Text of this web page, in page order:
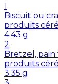
1
Biscuit ou
produits
4.43 g
2
Bretzel, pain
produits
3.35 g